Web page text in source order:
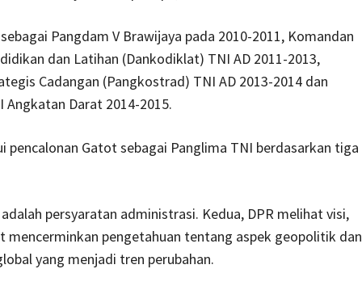
Pangdam V Brawijaya pada 2010-2011, Komandan
dan Latihan (Dankodiklat) TNI AD 2011-2013,
Cadangan (Pangkostrad) TNI AD 2013-2014 dan
Darat 2014-2015.
pencalonan Gatot sebagai Panglima TNI berdasarkan tiga
persyaratan administrasi. Kedua, DPR melihat visi,
mencerminkan pengetahuan tentang aspek geopolitik dan
yang menjadi tren perubahan.